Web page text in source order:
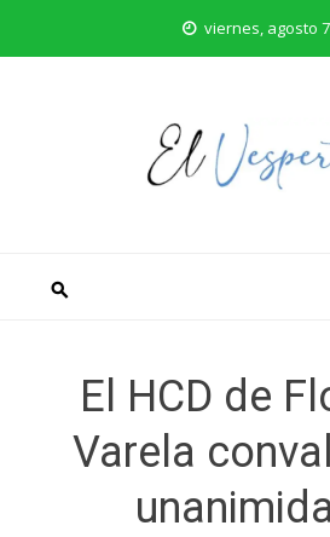
viernes, agosto 7
El HCD de
Varela